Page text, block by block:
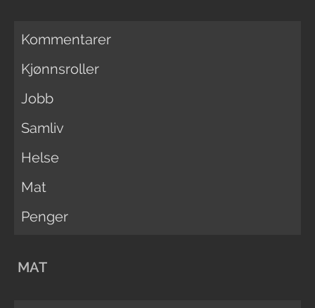
Kommentarer
Kjønnsroller
Jobb
Samliv
Helse
Mat
Penger
MAT